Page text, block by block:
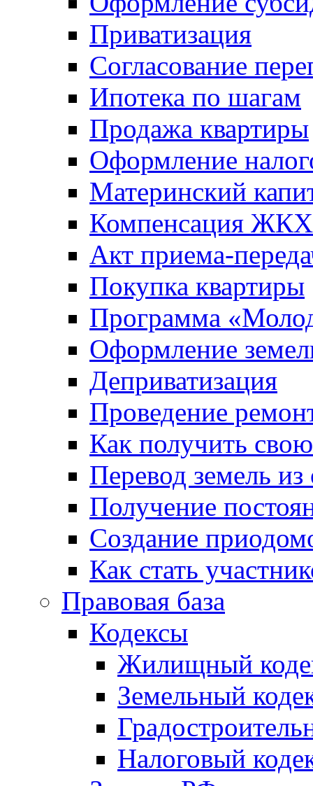
Приватизация
Согласование
Ипотека по шагам
Продажа квартиры
Оформление
Материнский
Компенсация ЖКХ
Акт приема-
Покупка квартиры
Программа
Оформление
Деприватизация
Проведение
Как получить
Перевод земель
Получение
Создание
Как стать
Правовая база
Кодексы
Жилищный
Земельный
Налоговый